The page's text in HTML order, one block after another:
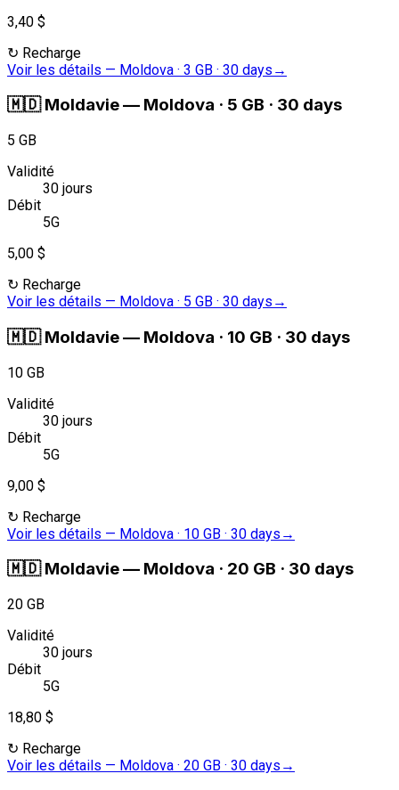
3,40 $
↻ Recharge
Voir les détails — Moldova · 3 GB · 30 days →
🇲🇩 Moldavie— Moldova · 5 GB · 30 days
5 GB
Validité
30 jours
Débit
5G
5,00 $
↻ Recharge
Voir les détails — Moldova · 5 GB · 30 days →
🇲🇩 Moldavie— Moldova · 10 GB · 30 days
10 GB
Validité
30 jours
Débit
5G
9,00 $
↻ Recharge
Voir les détails — Moldova · 10 GB · 30 days →
🇲🇩 Moldavie— Moldova · 20 GB · 30 days
20 GB
Validité
30 jours
Débit
5G
18,80 $
↻ Recharge
Voir les détails — Moldova · 20 GB · 30 days →